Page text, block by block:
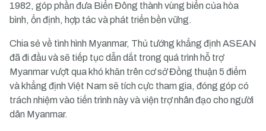
1982, góp phần đưa Biển Đông thành vùng biển của hòa
bình, ổn định, hợp tác và phát triển bền vững.
Chia sẻ về tình hình Myanmar, Thủ tướng khẳng định ASEAN
đã đi đầu và sẽ tiếp tục dẫn dắt trong quá trình hỗ trợ
Myanmar vượt qua khó khăn trên cơ sở Đồng thuận 5 điểm
và khẳng định Việt Nam sẽ tích cực tham gia, đóng góp có
trách nhiệm vào tiến trình này và viện trợ nhân đạo cho người
dân Myanmar.